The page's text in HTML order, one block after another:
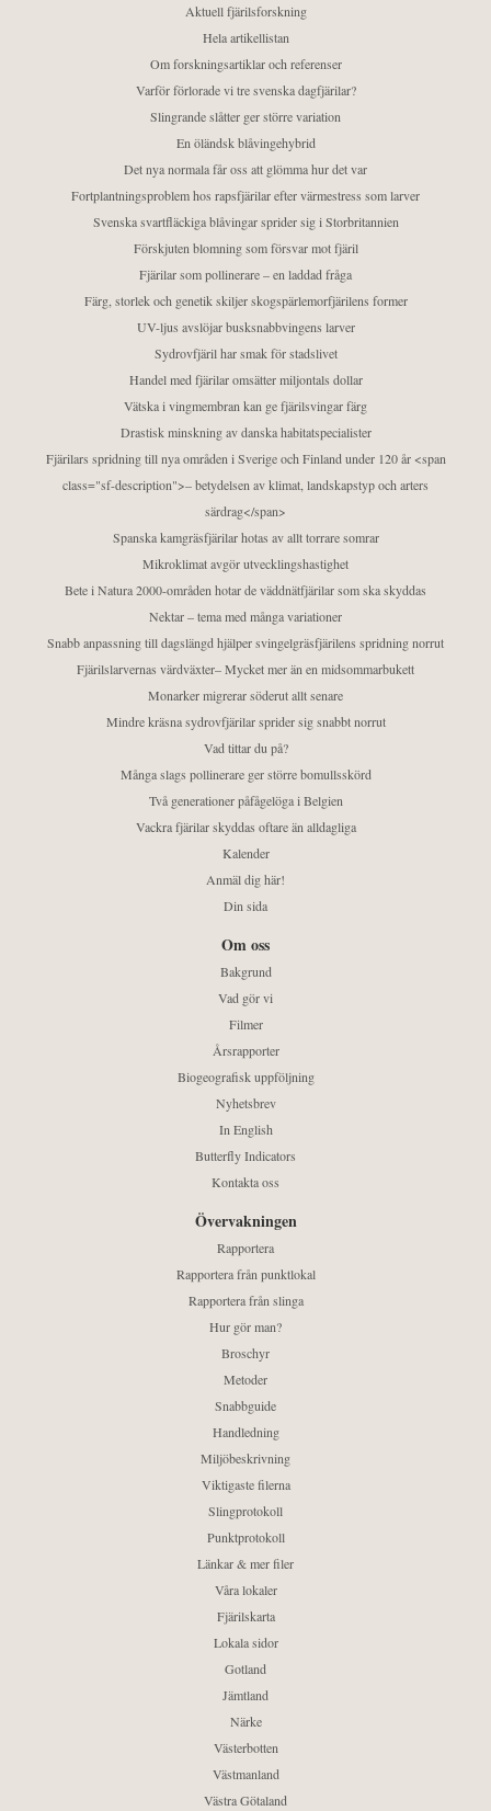
Aktuell fjärilsforskning
Hela artikellistan
Om forskningsartiklar och referenser
Varför förlorade vi tre svenska dagfjärilar?
Slingrande slåtter ger större variation
En öländsk blåvingehybrid
Det nya normala får oss att glömma hur det var
Fortplantningsproblem hos rapsfjärilar efter värmestress som larver
Svenska svartfläckiga blåvingar sprider sig i Storbritannien
Förskjuten blomning som försvar mot fjäril
Fjärilar som pollinerare – en laddad fråga
Färg, storlek och genetik skiljer skogspärlemorfjärilens former
UV-ljus avslöjar busksnabbvingens larver
Sydrovfjäril har smak för stadslivet
Handel med fjärilar omsätter miljontals dollar
Vätska i vingmembran kan ge fjärilsvingar färg
Drastisk minskning av danska habitatspecialister
Fjärilars spridning till nya områden i Sverige och Finland under 120 år <span
class="sf-description">– betydelsen av klimat, landskapstyp och arters
särdrag</span>
Spanska kamgräsfjärilar hotas av allt torrare somrar
Mikroklimat avgör utvecklingshastighet
Bete i Natura 2000-områden hotar de väddnätfjärilar som ska skyddas
Nektar – tema med många variationer
Snabb anpassning till dagslängd hjälper svingelgräsfjärilens spridning norrut
Fjärilslarvernas värdväxter– Mycket mer än en midsommarbukett
Monarker migrerar söderut allt senare
Mindre kräsna sydrovfjärilar sprider sig snabbt norrut
Vad tittar du på?
Många slags pollinerare ger större bomullsskörd
Två generationer påfågelöga i Belgien
Vackra fjärilar skyddas oftare än alldagliga
Kalender
Anmäl dig här!
Din sida
Om oss
Bakgrund
Vad gör vi
Filmer
Årsrapporter
Biogeografisk uppföljning
Nyhetsbrev
In English
Butterfly Indicators
Kontakta oss
Övervakningen
Rapportera
Rapportera från punktlokal
Rapportera från slinga
Hur gör man?
Broschyr
Metoder
Snabbguide
Handledning
Miljöbeskrivning
Viktigaste filerna
Slingprotokoll
Punktprotokoll
Länkar & mer filer
Våra lokaler
Fjärilskarta
Lokala sidor
Gotland
Jämtland
Närke
Västerbotten
Västmanland
Västra Götaland